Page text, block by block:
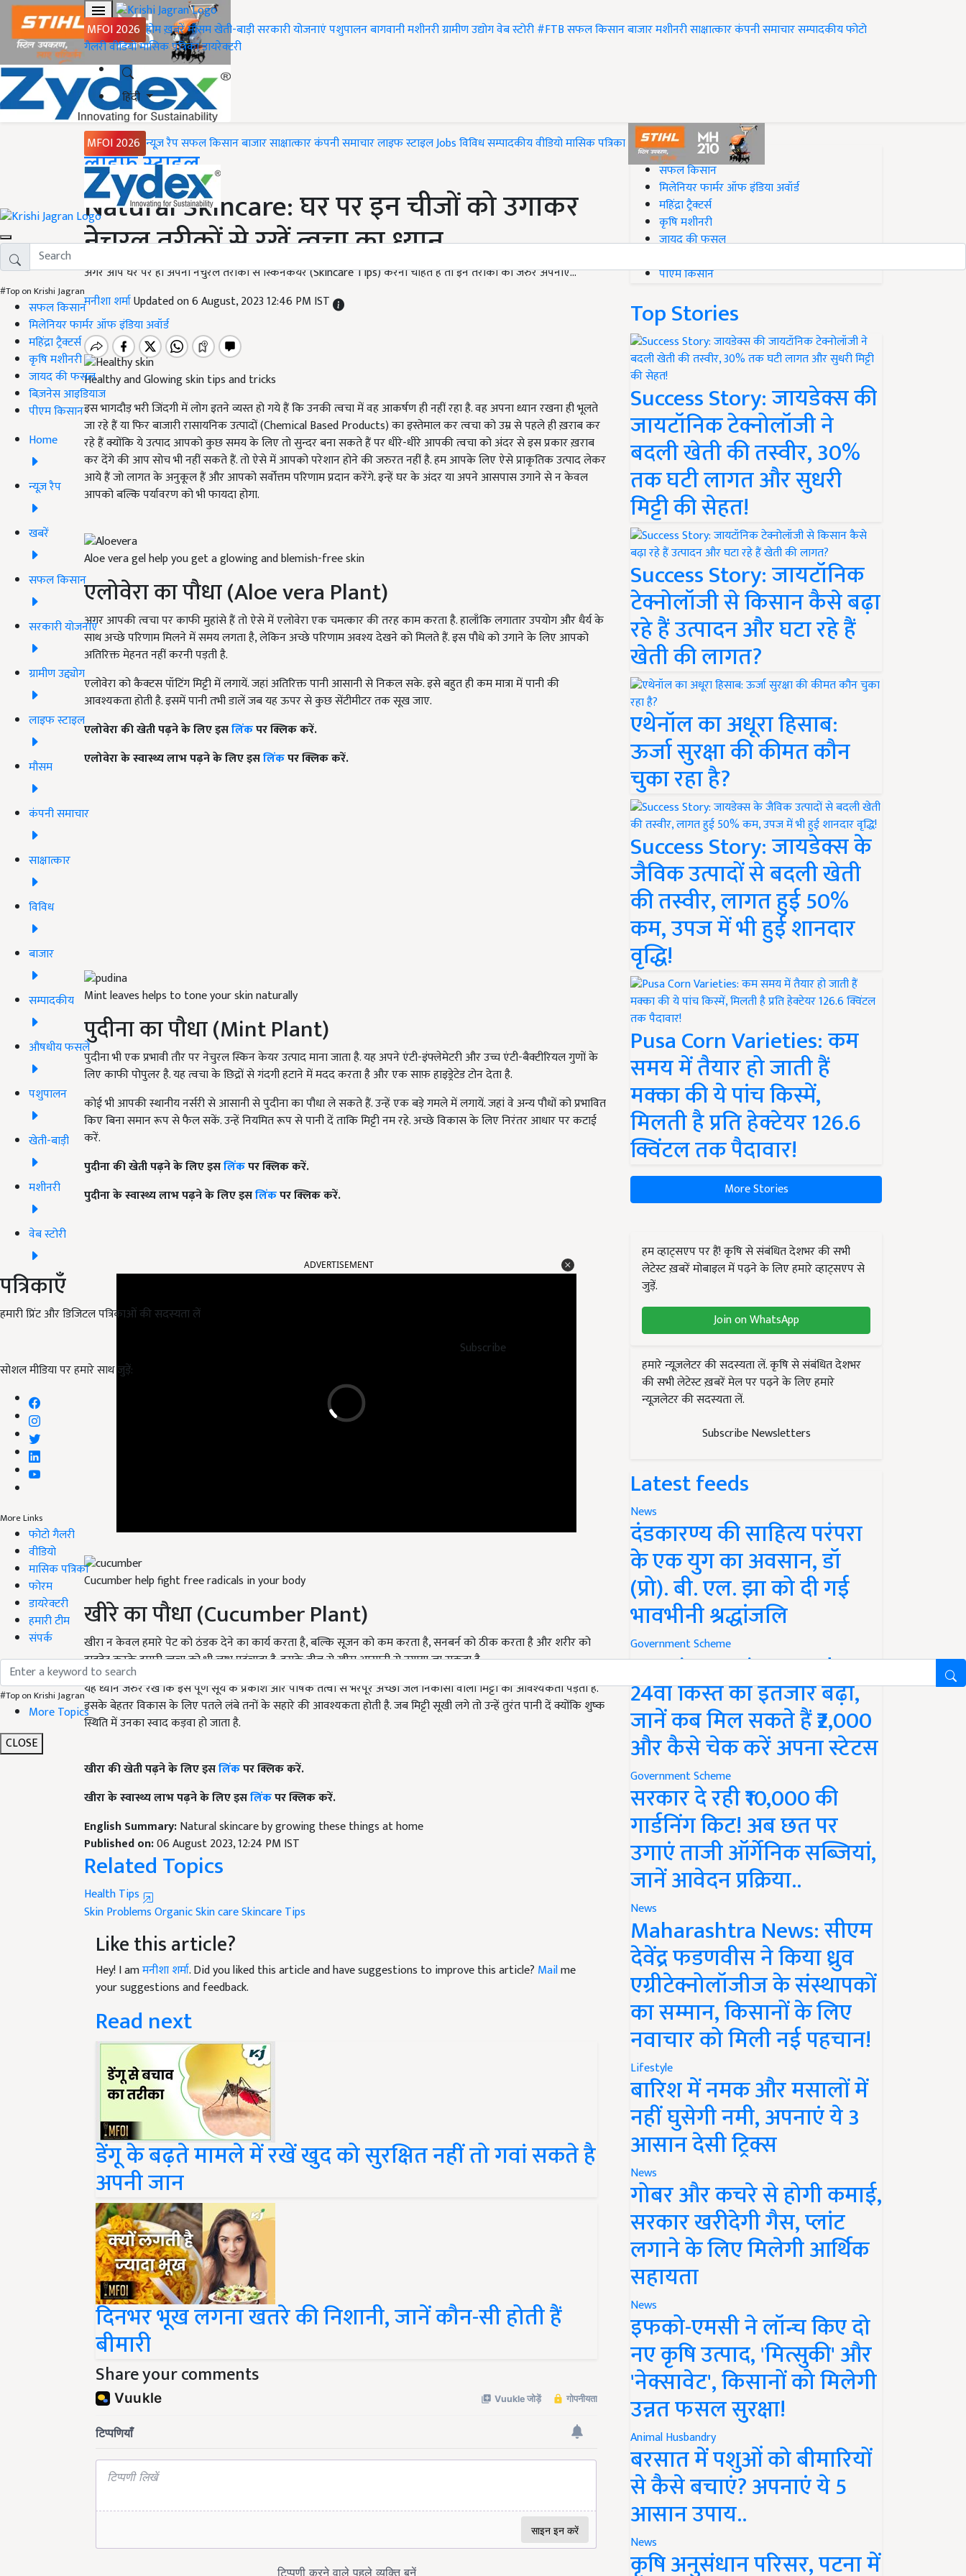
MFOI 2026 होमख़बरेंमौसमखेती-बाड़ीसरकारी योजनाएंपशुपालनबागवानीमशीनरीग्रामीण उद्योगवेब स्टोरी#FTBसफल किसानबाजारमशीनरीसाक्षात्कारकंपनी समाचारसम्पादकीयफोटो
गैलरीवीडियोमासिक पत्रिकाडायरेक्टरी
हिंदी
MFOI 2026 न्यूज़ रैपसफल किसानबाजारसाक्षात्कारकंपनी समाचारलाइफ स्टाइलJobsविविधसम्पादकीयवीडियोमासिक पत्रिका
#Top on Krishi Jagran
सफल किसान
मिलेनियर फार्मर ऑफ इंडिया अवॉर्ड
महिंद्रा ट्रैक्टर्स
कृषि मशीनरी
जायद की फसल
बिज़नेस आइडियाज
पीएम किसान
Home
न्यूज़ रैप
खबरें
सफल किसान
सरकारी योजनाएं
ग्रामीण उद्द्योग
लाइफ स्टाइल
मौसम
कंपनी समाचार
साक्षात्कार
विविध
बाजार
सम्पादकीय
औषधीय फसलें
पशुपालन
खेती-बाड़ी
मशीनरी
वेब स्टोरी
पत्रिकाएँ
हमारी प्रिंट और डिजिटल पत्रिकाओं की सदस्यता लें
Subscribe
सोशल मीडिया पर हमारे साथ जुड़ें:
More Links
फोटो गैलरी
वीडियो
मासिक पत्रिका
फोरम
डायरेक्टरी
हमारी टीम
संपर्क
#Top on Krishi Jagran
More Topics
CLOSE
Home
लाइफ स्टाइल
Natural Skincare: घर पर इन चीजों को उगाकर
नेचुरल तरीकों से रखें त्वचा का ध्यान
अगर आप घर पर ही अपना नेचुरल तरीकों से स्किनकेयर (Skincare Tips) करना चाहते हैं तो इन तरीकों को जरुर अपनाएं...
मनीशा शर्माUpdated on 6 August, 2023 12:46 PM IST
Healthy and Glowing skin tips and tricks
इस भागदौड़ भरी जिंदगी में लोग इतने व्यस्त हो गये हैं कि उनकी त्वचा में वह आकर्षण ही नहीं रहा है. वह अपना ध्यान रखना ही भूलते
जा रहे हैं या फिर बाजारी रासायनिक उत्पादों (Chemical Based Products) का इस्तेमाल कर त्वचा को उम्र से पहले ही ख़राब कर
रहे हैं क्योंकि ये उत्पाद आपको कुछ समय के लिए तो सुन्दर बना सकते हैं पर धीरे-धीरे आपकी त्वचा को अंदर से इस प्रकार ख़राब
कर देंगे की आप सोच भी नहीं सकते हैं. तो ऐसे में आपको परेशान होने की जरुरत नहीं है. हम आपके लिए ऐसे प्राकृतिक उत्पाद लेकर
आये हैं जो लागत के अनुकूल हैं और आपको सर्वोत्तम परिणाम प्रदान करेंगे. इन्हें घर के अंदर या अपने आसपास उगाने से न केवल
आपको बल्कि पर्यावरण को भी फायदा होगा.
Aloe vera gel help you get a glowing and blemish-free skin
एलोवेरा का पौधा (Aloe vera Plant)
अगर आपकी त्वचा पर काफी मुहांसे हैं तो ऐसे में एलोवेरा एक चमत्कार की तरह काम करता है. हालाँकि लगातार उपयोग और धैर्य के
साथ अच्छे परिणाम मिलने में समय लगता है, लेकिन अच्छे परिणाम अवश्य देखने को मिलते हैं. इस पौधे को उगाने के लिए आपको
अतिरिक्त मेहनत नहीं करनी पड़ती है.
एलोवेरा को कैक्टस पॉटिंग मिट्टी में लगायें. जहां अतिरिक्त पानी आसानी से निकल सके. इसे बहुत ही कम मात्रा में पानी की
आवश्यकता होती है. इसमें पानी तभी डालें जब यह ऊपर से कुछ सेंटीमीटर तक सूख जाए.
एलोवेरा की खेती पढ़ने के लिए इसलिंकपर क्लिक करें.
एलोवेरा के स्वास्थ्य लाभ पढ़ने के लिए इसलिंकपर क्लिक करें.
Mint leaves helps to tone your skin naturally
पुदीना का पौधा (Mint Plant)
पुदीना भी एक प्रभावी तौर पर नेचुरल स्किन केयर उत्पाद माना जाता है. यह अपने एंटी-इंफ्लेमेटरी और उच्च एंटी-बैक्टीरियल गुणों के
लिए काफी पोपुलर है. यह त्वचा के छिद्रों से गंदगी हटाने में मदद करता है और एक साफ़ हाइड्रेटेड टोन देता है.
कोई भी आपकी स्थानीय नर्सरी से आसानी से पुदीना का पौधा ले सकते हैं. उन्हें एक बड़े गमले में लगायें. जहां वे अन्य पौधों को प्रभावित
किए बिना समान रूप से फैल सकें. उन्हें नियमित रूप से पानी दें ताकि मिट्टी नम रहे. अच्छे विकास के लिए निरंतर आधार पर कटाई
करें.
पुदीना की खेती पढ़ने के लिए इसलिंकपर क्लिक करें.
पुदीना के स्वास्थ्य लाभ पढ़ने के लिए इसलिंकपर क्लिक करें.
Cucumber help fight free radicals in your body
खीरे का पौधा (Cucumber Plant)
खीरा न केवल हमारे पेट को ठंडक देने का कार्य करता है, बल्कि सूजन को कम करता है, सनबर्न को ठीक करता है और शरीर को
हाइड्रेट करके हमारी त्वचा को भी लाभ पहुंचाता है. इसके बीज से खीरा आसानी से उगाया जा सकता है.
यह ध्यान जरुर रखे कि इसे पूर्ण सूर्य के प्रकाश और पोषक तत्वों से भरपूर अच्छी जल निकासी वाली मिट्टी की आवश्यकता पड़ती है.
इसके बेहतर विकास के लिए पतले लंबे तनों के सहारे की आवश्यकता होती है. जब मिट्टी सूखी लगे तो उन्हें तुरंत पानी दें क्योंकि शुष्क
स्थिति में उनका स्वाद कड़वा हो जाता है.
खीरा के स्वास्थ्य लाभ पढ़ने के लिए इस
Natural skincare by growing these things at home
Published on:06 August 2023, 12:24 PM IST
Related Topics
Health Tips
Skin Problems
Like this article?
Hey! I amमनीशा शर्मा . Did you liked this article and have suggestions to improve this article?
your suggestions and feedback.
Read next
डेंगू के बढ़ते मामले में रखें खुद को सुरक्षित नहीं तो गवां सकते है
अपनी जान
दिनभर भूख लगना खतरे की निशानी, जानें कौन-सी होती हैं
बीमारी
Share your comments
#Top on Krishi Jagran
सफल किसान
मिलेनियर फार्मर ऑफ इंडिया अवॉर्ड
महिंद्रा ट्रैक्टर्स
कृषि मशीनरी
जायद की फसल
पीएम किसान
Top Stories
Success Story: जायडेक्स की
जायटॉनिक टेक्नोलॉजी ने
बदली खेती की तस्वीर, 30%
तक घटी लागत और सुधरी
मिट्टी की सेहत!
Success Story: जायटॉनिक
टेक्नोलॉजी से किसान कैसे बढ़ा
रहे हैं उत्पादन और घटा रहे हैं
खेती की लागत?
एथेनॉल का अधूरा हिसाब:
ऊर्जा सुरक्षा की कीमत कौन
चुका रहा है?
Success Story: जायडेक्स के
जैविक उत्पादों से बदली खेती
की तस्वीर, लागत हुई 50%
कम, उपज में भी हुई शानदार
वृद्धि!
Pusa Corn Varieties: कम
समय में तैयार हो जाती हैं
मक्का की ये पांच किस्में,
मिलती है प्रति हेक्टेयर 126.6
क्विंटल तक पैदावार!
More Stories
हम व्हाट्सएप पर हैं! कृषि से संबंधित देशभर की सभी
लेटेस्ट ख़बरें मोबाइल में पढ़ने के लिए हमारे व्हाट्सएप से
जुड़ें.
Join on WhatsApp
हमारे न्यूज़लेटर की सदस्यता लें. कृषि से संबंधित देशभर
की सभी लेटेस्ट ख़बरें मेल पर पढ़ने के लिए हमारे
न्यूज़लेटर की सदस्यता लें.
Subscribe Newsletters
Latest feeds
News
दंडकारण्य की साहित्य परंपरा
के एक युग का अवसान, डॉ
(प्रो). बी. एल. झा को दी गई
भावभीनी श्रद्धांजलि
Government Scheme
PM Kisan Yojana Update:
24वीं किस्त का इंतजार बढ़ा,
जानें कब मिल सकते हैं ₹2,000
और कैसे चेक करें अपना स्टेटस
Government Scheme
सरकार दे रही ₹10,000 की
गार्डनिंग किट! अब छत पर
उगाएं ताजी ऑर्गेनिक सब्जियां,
जानें आवेदन प्रक्रिया..
News
Maharashtra News: सीएम
देवेंद्र फडणवीस ने किया ध्रुव
एग्रीटेक्नोलॉजीज के संस्थापकों
का सम्मान, किसानों के लिए
नवाचार को मिली नई पहचान!
Lifestyle
बारिश में नमक और मसालों में
नहीं घुसेगी नमी, अपनाएं ये 3
आसान देसी ट्रिक्स
News
गोबर और कचरे से होगी कमाई,
सरकार खरीदेगी गैस, प्लांट
लगाने के लिए मिलेगी आर्थिक
सहायता
News
इफको-एमसी ने लॉन्च किए दो
नए कृषि उत्पाद, 'मित्सुकी' और
'नेक्सावेट', किसानों को मिलेगी
उन्नत फसल सुरक्षा!
Animal Husbandry
बरसात में पशुओं को बीमारियों
से कैसे बचाएं? अपनाएं ये 5
आसान उपाय..
News
कृषि अनुसंधान परिसर, पटना में